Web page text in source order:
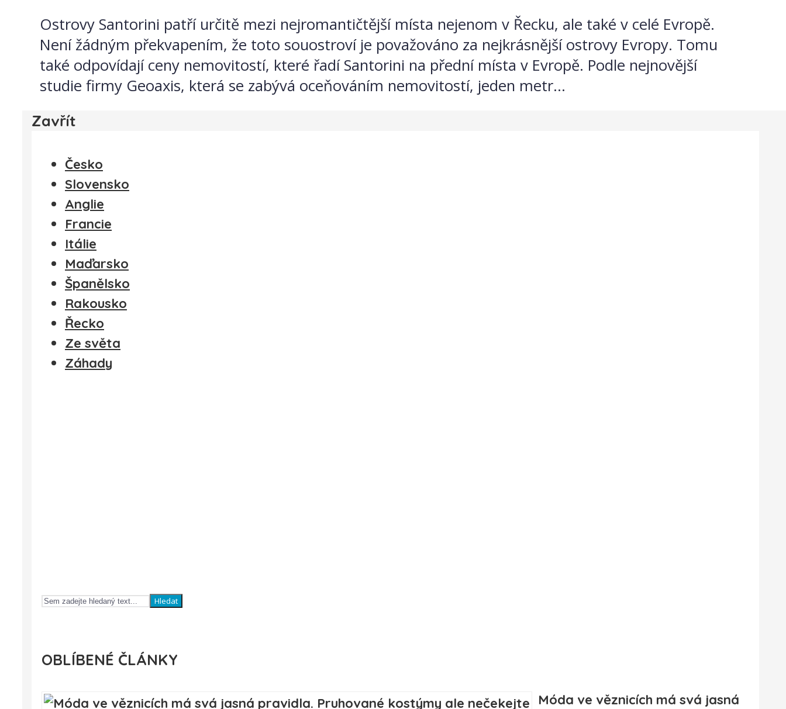
Ostrovy Santorini patří určitě mezi nejromantičtější místa nejenom v Řecku, ale také v celé Evropě.
Není žádným překvapením, že toto souostroví je považováno za nejkrásnější ostrovy Evropy. Tomu
také odpovídají ceny nemovitostí, které řadí Santorini na přední místa v Evropě. Podle nejnovější
studie firmy Geoaxis, která se zabývá oceňováním nemovitostí, jeden metr...
Zavřít
Česko
Slovensko
Anglie
Francie
Itálie
Maďarsko
Španělsko
Rakousko
Řecko
Ze světa
Záhady
Hledat
OBLÍBENÉ ČLÁNKY
Móda ve věznicích má svá jasná